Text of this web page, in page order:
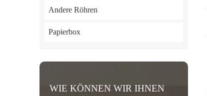
Andere Röhren
Papierbox
WIE KÖNNEN WIR IHNEN